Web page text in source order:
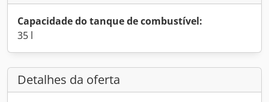
Capacidade do tanque de combustível:
35 l
Detalhes da oferta